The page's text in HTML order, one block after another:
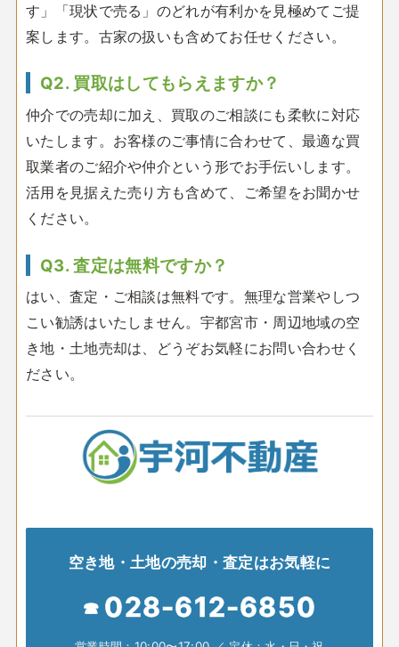
す」「現状で売る」のどれが有利かを見極めてご提
案します。古家の扱いも含めてお任せください。
Q2. 買取はしてもらえますか？
仲介での売却に加え、買取のご相談にも柔軟に対応
いたします。お客様のご事情に合わせて、最適な買
取業者のご紹介や仲介という形でお手伝いします。
活用を見据えた売り方も含めて、ご希望をお聞かせ
ください。
Q3. 査定は無料ですか？
はい、査定・ご相談は無料です。無理な営業やしつ
こい勧誘はいたしません。宇都宮市・周辺地域の空
き地・土地売却は、どうぞお気軽にお問い合わせく
ださい。
空き地・土地の売却・査定はお気軽に
028-612-6850